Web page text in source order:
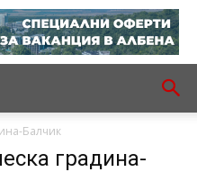
Балчик
градина-